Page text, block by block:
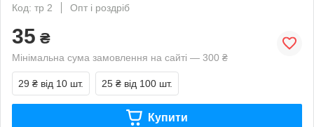
Код: тр 2
Опт і роздріб
35 ₴
Мінімальна сума замовлення на сайті — 300 ₴
29 ₴ від 10 шт. 25 ₴ від 100 шт.
Купити